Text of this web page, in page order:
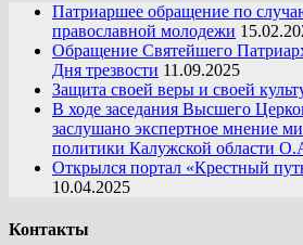
Патриаршее обращение по
православной молодежи
Обращение Святейшего
Дня трезвости 11.09.2025
Защита своей веры и своей
В ходе заседания Высшего
заслушано экспертное мнение
политики Калужской области
Открылся портал «Крестный
10.04.2025
Контакты